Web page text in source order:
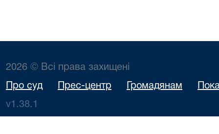
2026 © Всі права захищені
Про суд Прес-центр Громадянам
v1.38.1